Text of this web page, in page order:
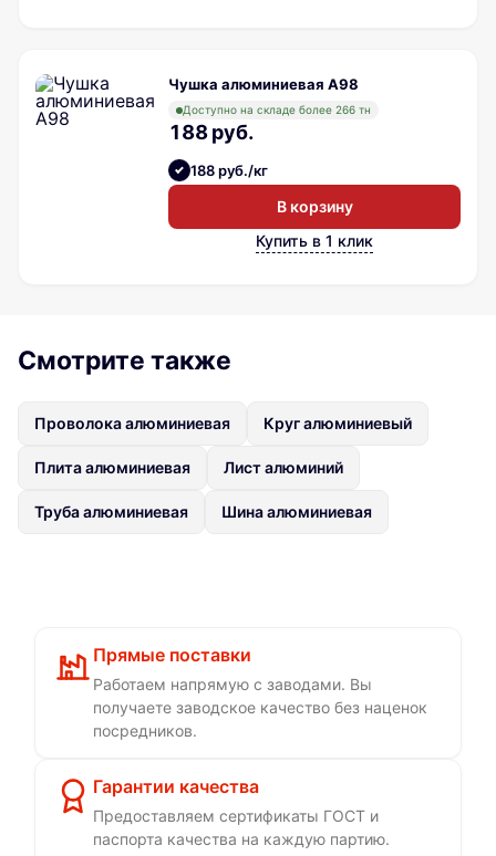
Чушка алюминиевая A98
Доступно на складе более 266 тн
188 руб.
188 руб./кг
В корзину
Купить в 1 клик
Смотрите также
Проволока алюминиевая Круг алюминиевый
Плита алюминиевая Лист алюминий
Труба алюминиевая Шина алюминиевая
Прямые поставки
Работаем напрямую с заводами. Вы
получаете заводское качество без наценок
посредников.
Гарантии качества
Предоставляем сертификаты ГОСТ и
паспорта качества на каждую партию.